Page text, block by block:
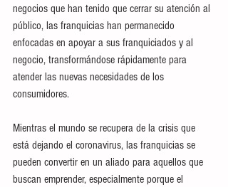
negocios que han tenido que cerrar su atención al
público, las franquicias han permanecido
enfocadas en apoyar a sus franquiciados y al
negocio, transformándose rápidamente para
atender las nuevas necesidades de los
consumidores.
Mientras el mundo se recupera de la crisis que
está dejando el coronavirus, las franquicias se
pueden convertir en un aliado para aquellos que
buscan emprender, especialmente porque el